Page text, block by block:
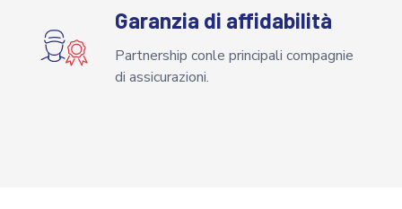
Garanzia di affidabilità
Partnership conle principali compagnie
di assicurazioni.